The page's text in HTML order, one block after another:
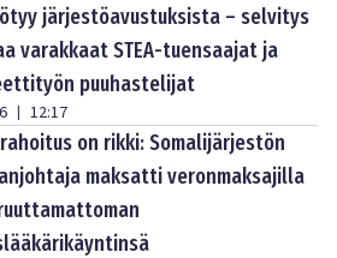
järjestöavustuksista – selvitys
varakkaat STEA-tuensaajat ja
puuhastelijat
| 12:17
on rikki: Somalijärjestön
maksatti veronmaksajilla